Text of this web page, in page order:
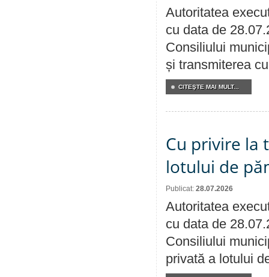
Autoritatea
cu data de
Consiliului
și transmiterea
CITEŞTE MAI MULT...
Cu privire la
lotului de
Publicat: 28.07.2026
Autoritatea
cu data de
Consiliului
privată a lotului